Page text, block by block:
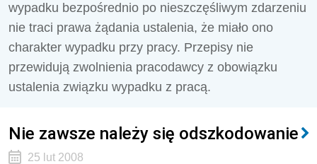
wypadku bezpośrednio po nieszczęśliwym zdarzeniu
nie traci prawa żądania ustalenia, że miało ono
charakter wypadku przy pracy. Przepisy nie
przewidują zwolnienia pracodawcy z obowiązku
ustalenia związku wypadku z pracą.
Nie zawsze należy się odszkodowanie
25 lut 2008